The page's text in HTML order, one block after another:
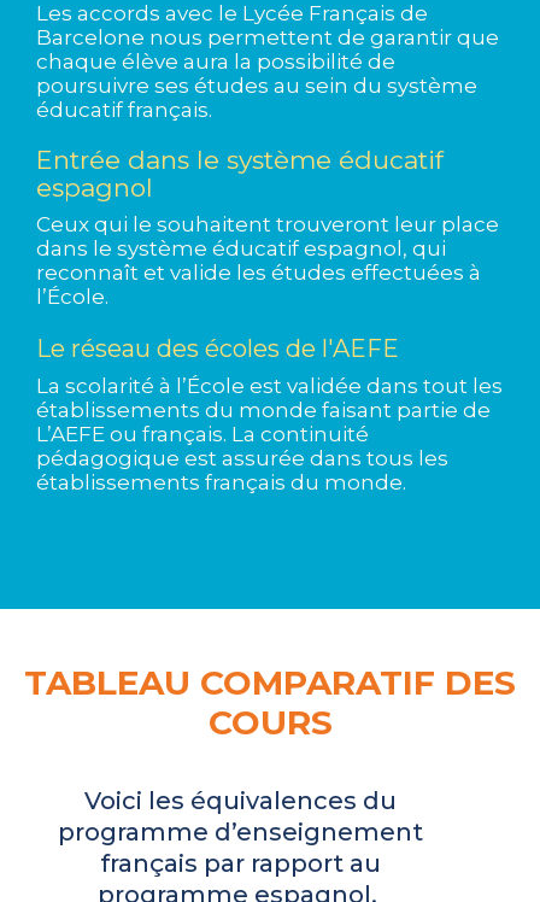
Les accords avec le Lycée Français de
Barcelone nous permettent de garantir que
chaque élève aura la possibilité de
poursuivre ses études au sein du système
éducatif français.
Entrée dans le système éducatif
espagnol
Ceux qui le souhaitent trouveront leur place
dans le système éducatif espagnol, qui
reconnaît et valide les études effectuées à
l’École.
Le réseau des écoles de l'AEFE
La scolarité à l’École est validée dans tout les
établissements du monde faisant partie de
L’AEFE ou français. La continuité
pédagogique est assurée dans tous les
établissements français du monde.
TABLEAU COMPARATIF DES
COURS
Voici les équivalences du
programme d’enseignement
français par rapport au
programme espagnol.